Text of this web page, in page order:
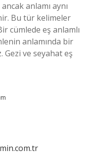
anlamı aynı
Bu tür kelimeler
cümlede eş anlamlı
anlamında bir
Gezi ve seyahat eş